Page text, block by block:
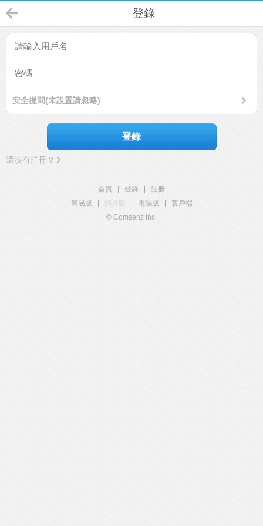
登錄
安全提問(未設置請忽略)
登錄
還沒有註冊？
首頁 登錄
註冊
簡易版
觸屏版 電腦版
客戶端
© Comsenz Inc.